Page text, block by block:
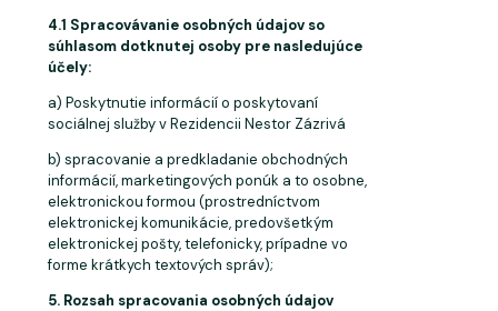
4.1 Spracovávanie osobných údajov so
súhlasom dotknutej osoby pre nasledujúce
účely:
a) Poskytnutie informácií o poskytovaní
sociálnej služby v Rezidencii Nestor Zázrivá
b) spracovanie a predkladanie obchodných
informácií, marketingových ponúk a to osobne,
elektronickou formou (prostredníctvom
elektronickej komunikácie, predovšetkým
elektronickej pošty, telefonicky, prípadne vo
forme krátkych textových správ);
5. Rozsah spracovania osobných údajov